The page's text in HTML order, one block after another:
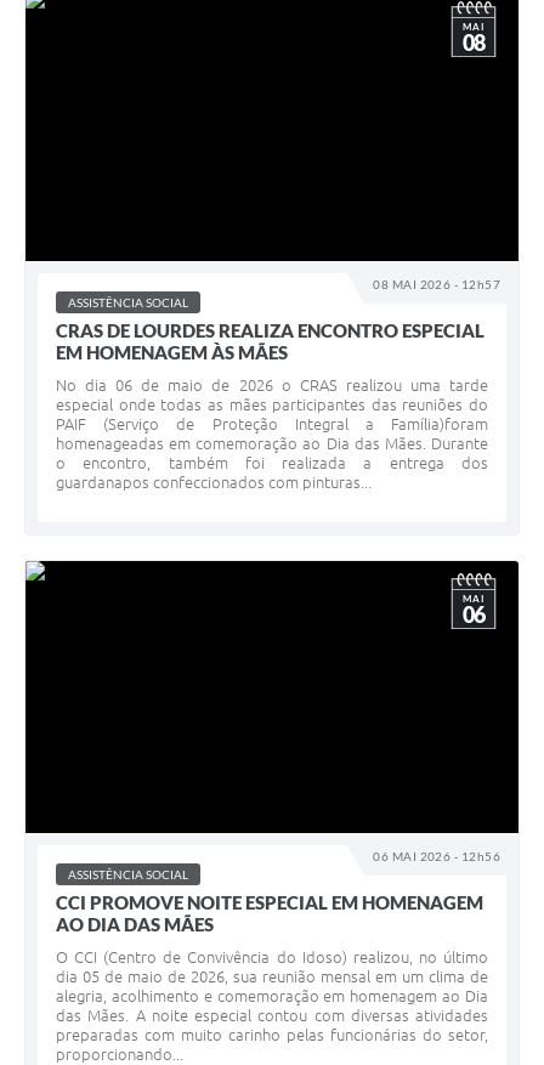
08 MAI 2026 - 12h57
MAI
08
ASSISTÊNCIA SOCIAL
CRAS DE LOURDES REALIZA ENCONTRO ESPECIAL
EM HOMENAGEM ÀS MÃES
No dia 06 de maio de 2026 o CRAS realizou uma tarde
especial onde todas as mães participantes das reuniões do
PAIF (Serviço de Proteção Integral a Família)foram
homenageadas em comemoração ao Dia das Mães. Durante
o encontro, também foi realizada a entrega dos
guardanapos confeccionados com pinturas...
06 MAI 2026 - 12h56
MAI
06
ASSISTÊNCIA SOCIAL
CCI PROMOVE NOITE ESPECIAL EM HOMENAGEM
AO DIA DAS MÃES
O CCI (Centro de Convivência do Idoso) realizou, no último
dia 05 de maio de 2026, sua reunião mensal em um clima de
alegria, acolhimento e comemoração em homenagem ao Dia
das Mães. A noite especial contou com diversas atividades
preparadas com muito carinho pelas funcionárias do setor,
proporcionando...